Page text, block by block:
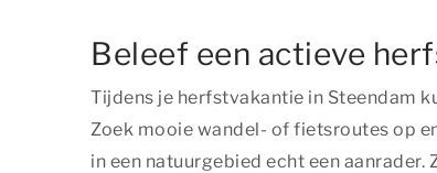
Beleef een actieve
Tijdens je herfstvakantie in Steendam
Zoek mooie wandel- of fietsroutes op
in een natuurgebied echt een